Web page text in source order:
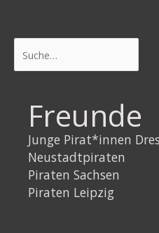
Freunde
Junge Pirat*innen
Neustadtpiraten
Piraten Sachsen
Piraten Leipzig